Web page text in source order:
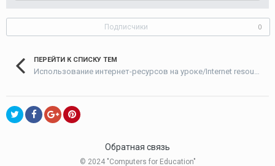
Подписчики 0
ПЕРЕЙТИ К СПИСКУ ТЕМ
Обратная связь
© 2024 "Computers for Education"